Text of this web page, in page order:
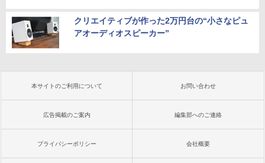
クリエイティブが作った2万円台の“小さなピュ
アオーディオスピーカー”
本サイトのご利用について お問い合わせ
広告掲載のご案内 編集部へのご連絡
プライバシーポリシー 会社概要